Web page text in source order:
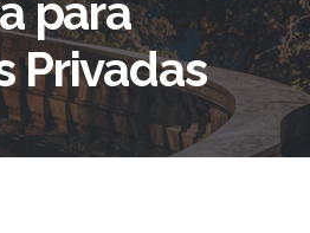
para
Privadas